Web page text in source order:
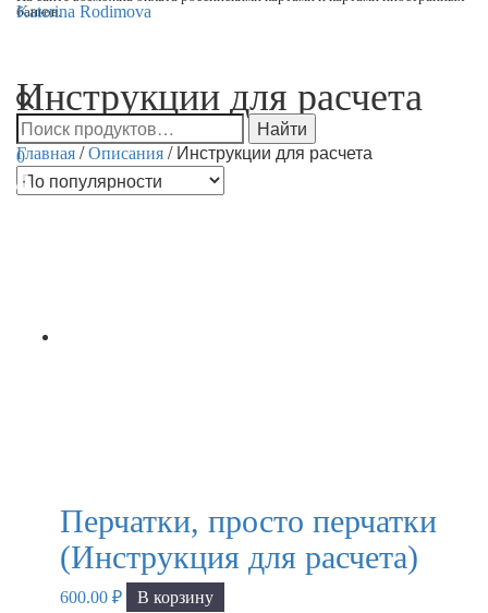
Katerina Rodimova
0
Инструкции для расчета
Главная/Описания/ Инструкции для расчета
Перчатки, просто перчатки
(Инструкция для расчета)
600.00 ₽ В корзину